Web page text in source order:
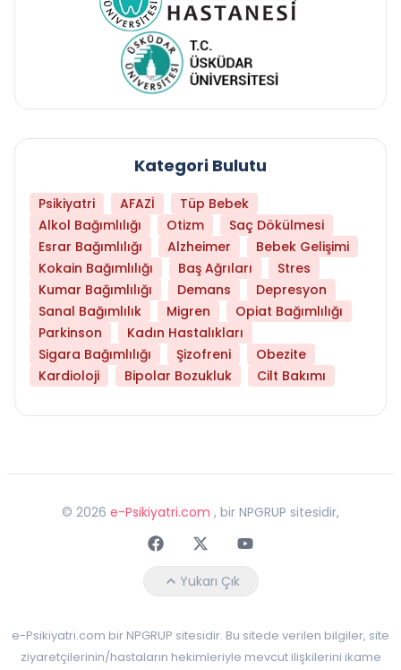
Kategori Bulutu
Psikiyatri AFAZİ
Tüp Bebek
Alkol Bağımlılığı
Otizm
Saç Dökülmesi
Esrar Bağımlılığı
Alzheimer
Bebek Gelişimi
Kokain Bağımlılığı
Baş Ağrıları
Stres
Kumar Bağımlılığı
Demans
Depresyon
Sanal Bağımlılık
Migren
Opiat Bağımlılığı
Parkinson
Kadın Hastalıkları
Sigara Bağımlılığı
Şizofreni
Obezite
Kardioloji
Bipolar Bozukluk Cilt Bakımı
© 2026 e-Psikiyatri.com , bir NPGRUP sitesidir,
FaceebokTwitterYoutube
Yukarı Çık
e-Psikiyatri.com bir NPGRUP sitesidir. Bu sitede verilen bilgiler, site
ziyaretçilerinin/hastaların hekimleriyle mevcut ilişkilerini ikame